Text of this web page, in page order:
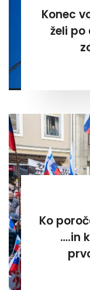
Konec
želi
Ko
….in ko